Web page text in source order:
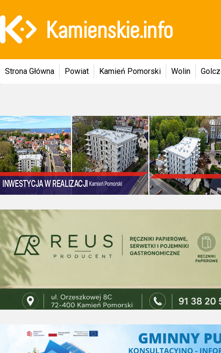
Strona Główna Powiat Kamień Pomorski Wolin